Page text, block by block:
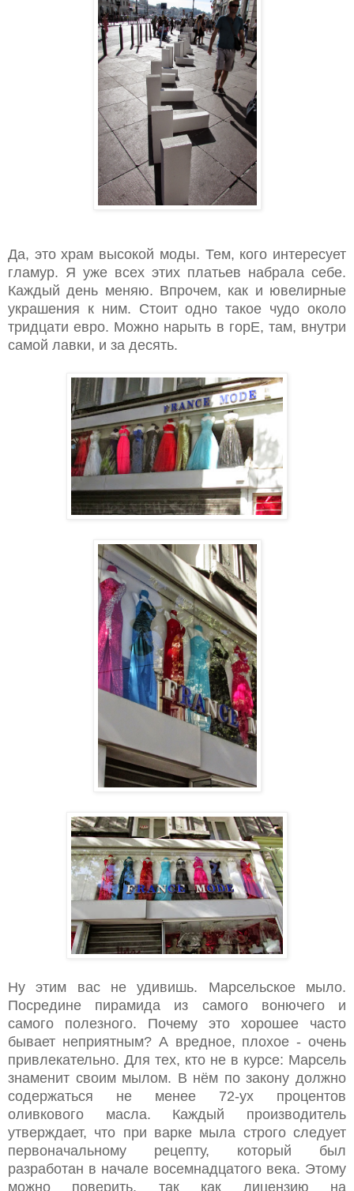
Да, это храм высокой моды. Тем, кого интересует
гламур. Я уже всех этих платьев набрала себе.
Каждый день меняю. Впрочем, как и ювелирные
украшения к ним. Стоит одно такое чудо около
тридцати евро. Можно нарыть в горЕ, там, внутри
самой лавки, и за десять.
Ну этим вас не удивишь. Марсельское мыло.
Посредине пирамида из самого вонючего и
самого полезного. Почему это хорошее часто
бывает неприятным? А вредное, плохое - очень
привлекательно. Для тех, кто не в курсе: Марсель
знаменит своим мылом. В нём по закону должно
содержаться не менее 72-ух процентов
оливкового масла. Каждый производитель
утверждает, что при варке мыла строго следует
первоначальному рецепту, который был
разработан в начале восемнадцатого века. Этому
можно поверить, так как лицензию на